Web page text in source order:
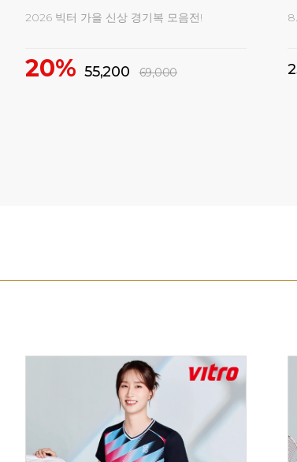
신축성 좋은 반바지 모음전
32% 29,000 43,000